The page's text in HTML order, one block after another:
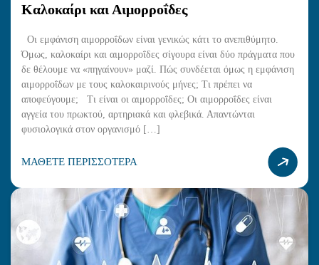
Καλοκαίρι και Αιμορροΐδες
Οι εμφάνιση αιμορροΐδων είναι γενικώς κάτι το ανεπιθύμητο.
Όμως, καλοκαίρι και αιμορροΐδες σίγουρα είναι δύο πράγματα που
δε θέλουμε να «πηγαίνουν» μαζί. Πώς συνδέεται όμως η εμφάνιση
αιμορροΐδων με τους καλοκαιρινούς μήνες; Τι πρέπει να
αποφεύγουμε; Τι είναι οι αιμορροΐδες; Οι αιμορροΐδες είναι
αγγεία του πρωκτού, αρτηριακά και φλεβικά. Απαντώνται
φυσιολογικά στον οργανισμό […]
ΜΑΘΕΤΕ ΠΕΡΙΣΣΟΤΕΡΑ